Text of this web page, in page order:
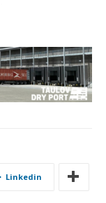
Linkedin